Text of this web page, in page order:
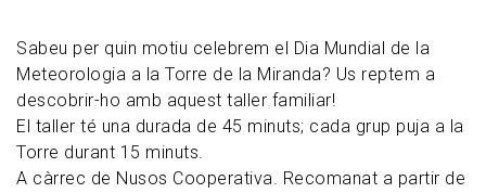
Sabeu per quin motiu celebrem el Dia Mundial de la
Meteorologia a la Torre de la Miranda? Us reptem a
descobrir-ho amb aquest taller familiar!
El taller té una durada de 45 minuts; cada grup puja a la
Torre durant 15 minuts.
A càrrec de Nusos Cooperativa. Recomanat a partir de